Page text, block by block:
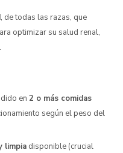
, de todas las razas, que
optimizar su salud renal,
en 2 o más comidas
según el peso del
limpia disponible (crucial